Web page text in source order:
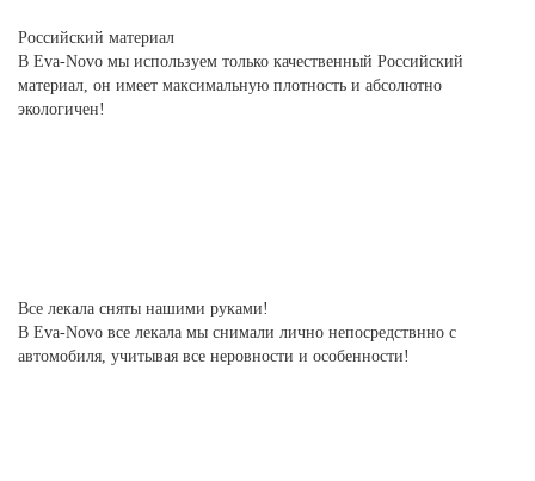
Российский материал
В Eva-Novo мы используем только качественный Российский
материал, он имеет максимальную плотность и абсолютно
экологичен!
Все лекала сняты нашими руками!
В Eva-Novo все лекала мы снимали лично непосредствнно с
автомобиля, учитывая все неровности и особенности!